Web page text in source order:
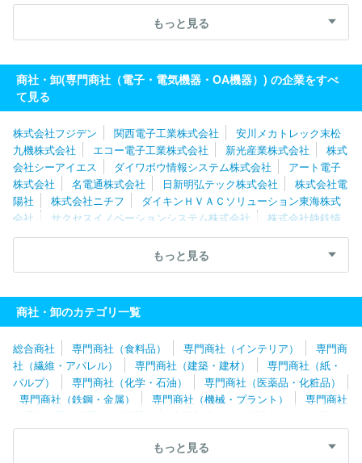
東京エレクトロンデバイス株式会社
株式会社ダーツライブ
気株式会社
エレマテック株式会社 ブラザー販売株式会社
三菱
電機住環境システムズ株式会社
ソニービジネスソリューション株式
会社
もっと見る
商社・卸(専門商社（電子・電気機器・OA機器）) の企業をすべ
て見る
株式会社フジデン 関西電子工業株式会社
安川メカトレック末松
九機株式会社
エコー電子工業株式会社 新光産業株式会社
株式
会社シーアイエス
ダイワボウ情報システム株式会社
アート電子
株式会社
名電通株式会社 日新明弘テック株式会社
株式会社電
陽社
株式会社ニチフ
ダイキンＨＶＡＣソリューション東海株式
会社
サクセスイノベーションシステム株式会社
株式会社静鉄情
報センター
日邦産業株式会社 教育産業株式会社
日本メディア
株式会社立花エレテック
オムロンヘルスケア
株式会社
ンターテイメント株式会社
萬世電機株式会社
ブラザー販売株式
会社
株式会社常磐第一興商
プ株式会社
ラディックス株式会社 美和電気工業株式会社
プラ
ネックスコミュニケーションズ株式会社
日発販売株式会社
株式
会社オーム電機
株式会社マクニカ サン電子株式会社
荏原実業
株式会社
株式会社ＴＤＭ 東亜電気工業株式会社
株式会社ルー
株式会社オービックオフィスオートメーション
もっと見る
商社・卸のカテゴリ一覧
総合商社 専門商社（食料品） 専門商社（インテリア）
専門商
社（繊維・アパレル）
専門商社（建築・建材）
専門商社（紙・
パルプ）
専門商社（化学・石油）
専門商社（医薬品・化粧品）
専門商社（鉄鋼・金属）
専門商社（機械・プラント）
専門商社
（電子・電気機器・OA機器）
専門商社（自動車関連・輸送用機
器）
専門商社（医療機器）
専門商社（文具・事務用品・日用
専門商社（スポーツ・レジャー用品） 専門商社（その他）
もっと見る